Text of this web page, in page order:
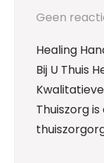
Geen
Healing
Bij U Thuis
Thuiszorg